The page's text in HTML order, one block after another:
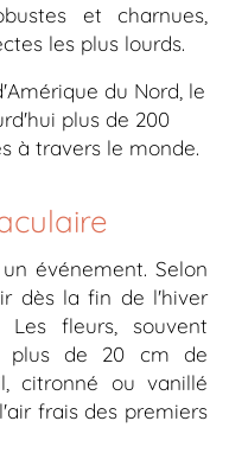
et charnues,
les plus lourds.
du Nord, le
plus de 200
à travers le monde.
événement. Selon
dès la fin de l'hiver
fleurs, souvent
plus de 20 cm de
citronné ou vanillé
frais des premiers